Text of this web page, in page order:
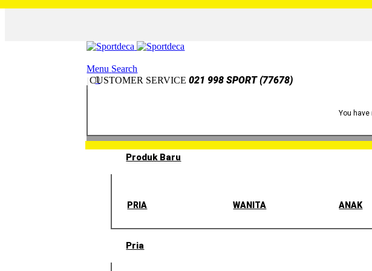
CUSTOMER SERVICE021 998 SPORT (77678)
Menu Search
0
You
Produk Baru
PRIA WANITA ANAK
Pria